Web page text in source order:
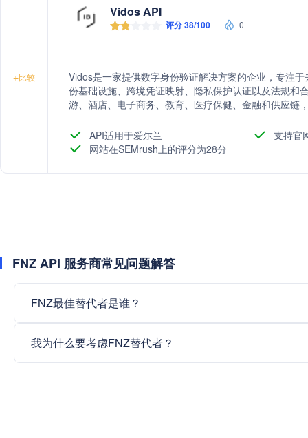
+比较
Vidos API
评分 38/100 0
Vidos是一家提供数字身份验证解决方案的企业，专注
份基础设施、跨境凭证映射、隐私保护认证以及法规和
游、酒店、电子商务、教育、医疗保健、金融和供应链
API适用于爱尔兰
支持官
网站在SEMrush上的评分为28分
FNZ API 服务商常见问题解答
FNZ最佳替代者是谁？
我为什么要考虑FNZ替代者？